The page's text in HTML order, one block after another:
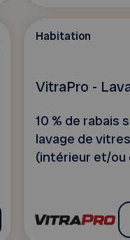
Habitation
VitraPro -
10 % de rabais
lavage de
(intérieur et/ou